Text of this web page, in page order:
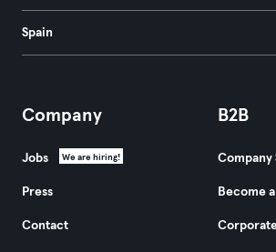
Spain
Company
Jobs We are hiring!
Press
Contact
B2B
Company
Become